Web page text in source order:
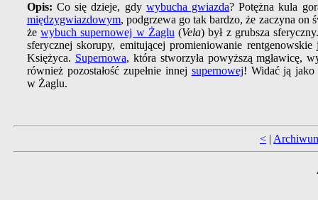
Opis: Co się dzieje, gdy wybucha gwiazda? Potężna kula
międzygwiazdowym, podgrzewa go tak bardzo, że zaczyna on
żewybuch supernowej w Żaglu (Vela) był z grubsza
sferycznej skorupy, emitującej promieniowanie
Księżyca. Supernowa, która stworzyła powyższą mgławicę,
również pozostałość zupełnie innej supernowej! Widać ją
w Żaglu.
< |